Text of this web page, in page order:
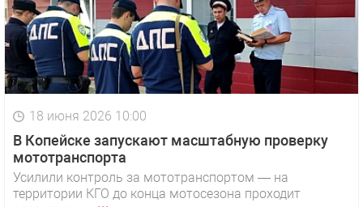
18 июня 2026 10:00
В Копейске запускают масштабную проверку
мототранспорта
Усилили контроль за мототранспортом — на
территории КГО до конца мотосезона проходит